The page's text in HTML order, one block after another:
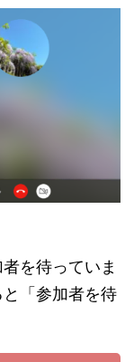
を待っていま
「参加者を待